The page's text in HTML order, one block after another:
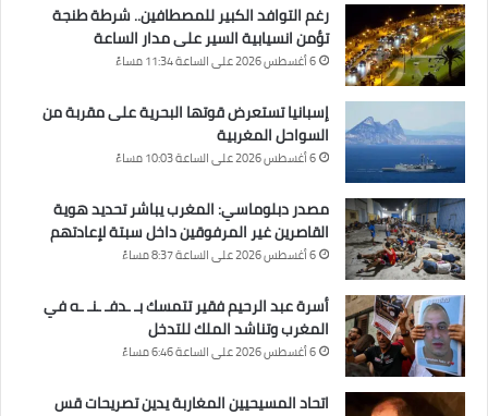
رغم التوافد الكبير للمصطافين.. شرطة طنجة
تؤمن انسيابية السير على مدار الساعة
6 أغسطس 2026 على الساعة 11:34 مساءً
إسبانيا تستعرض قوتها البحرية على مقربة من
السواحل المغربية
6 أغسطس 2026 على الساعة 10:03 مساءً
مصدر دبلوماسي: المغرب يباشر تحديد هوية
القاصرين غير المرفوقين داخل سبتة لإعادتهم
6 أغسطس 2026 على الساعة 8:37 مساءً
أسرة عبد الرحيم فقير تتمسك بـ ـدفـ ـنـ ـه في
المغرب وتناشد الملك للتدخل
6 أغسطس 2026 على الساعة 6:46 مساءً
اتحاد المسيحيين المغاربة يدين تصريحات قس